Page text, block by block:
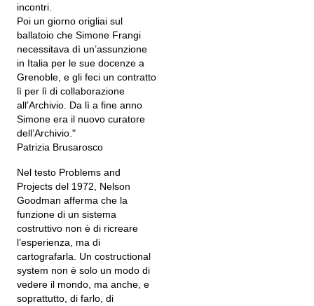
incontri.
Poi un giorno origliai sul
ballatoio che Simone Frangi
necessitava dì un’assunzione
in Italia per le sue docenze a
Grenoble, e gli feci un contratto
lì per lì di collaborazione
all’Archivio. Da lì a fine anno
Simone era il nuovo curatore
dell’Archivio."
Patrizia Brusarosco
Nel testo Problems and
Projects del 1972, Nelson
Goodman afferma che la
funzione di un sistema
costruttivo non è di ricreare
l’esperienza, ma di
cartografarla. Un costructional
system non è solo un modo di
vedere il mondo, ma anche, e
soprattutto, di farlo, di